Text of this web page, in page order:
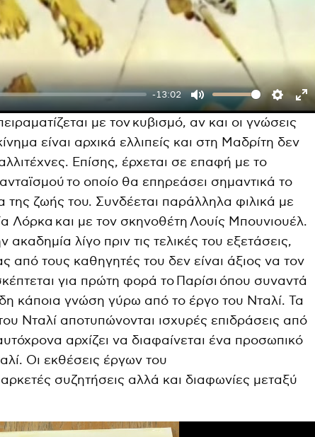
-13:02
M
S
i
n
g
s
E
l
l
s
c
r
a
y
με τον κυβισμό, αν και οι γνώσεις
είναι αρχικά ελλιπείς και στη Μαδρίτη δεν
Επίσης, έρχεται σε επαφή με το
το οποίο θα επηρεάσει σημαντικά το
της ζωής του. Συνδέεται παράλληλα φιλικά με
Λόρκα και με τον σκηνοθέτη Λουίς Μπουνιουέλ.
λίγο πριν τις τελικές του εξετάσεις,
τους καθηγητές του δεν είναι άξιος να τον
για πρώτη φορά το Παρίσι όπου συναντά
κάποια γνώση γύρω από το έργο του Νταλί. Τα
Νταλί αποτυπώνονται ισχυρές επιδράσεις από
αρχίζει να διαφαίνεται ένα προσωπικό
Οι εκθέσεις έργων του
συζητήσεις αλλά και διαφωνίες μεταξύ